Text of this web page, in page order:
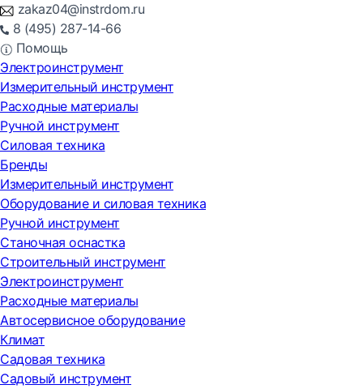
zakaz04@instrdom.ru
8 (495) 287-14-66
Помощь
Электроинструмент
Измерительный инструмент
Расходные материалы
Ручной инструмент
Силовая техника
Бренды
Измерительный инструмент
Оборудование и силовая техника
Ручной инструмент
Станочная оснастка
Строительный инструмент
Электроинструмент
Расходные материалы
Автосервисное оборудование
Климат
Садовая техника
Садовый инструмент